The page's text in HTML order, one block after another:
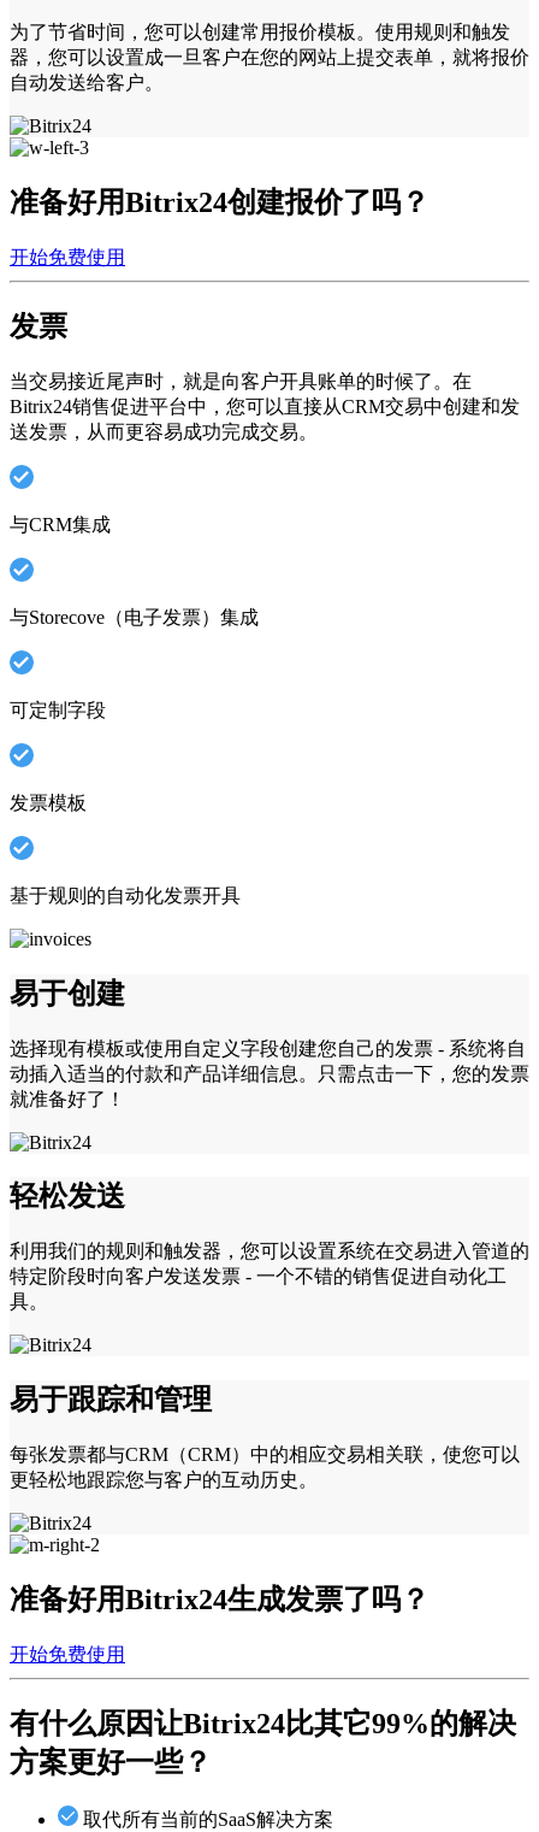
为了节省时间，您可以创建常用报价模板。使用规则和触发
器，您可以设置成一旦客户在您的网站上提交表单，就将报价
自动发送给客户。
准备好用Bitrix24创建报价了吗？
开始免费使用
发票
当交易接近尾声时，就是向客户开具账单的时候了。在
Bitrix24销售促进平台中，您可以直接从CRM交易中创建和发
送发票，从而更容易成功完成交易。
与CRM集成
与Storecove（电子发票）集成
可定制字段
发票模板
基于规则的自动化发票开具
易于创建
选择现有模板或使用自定义字段创建您自己的发票 - 系统将自
动插入适当的付款和产品详细信息。只需点击一下，您的发票
就准备好了！
轻松发送
利用我们的规则和触发器，您可以设置系统在交易进入管道的
特定阶段时向客户发送发票 - 一个不错的销售促进自动化工
具。
易于跟踪和管理
每张发票都与CRM（CRM）中的相应交易相关联，使您可以
更轻松地跟踪您与客户的互动历史。
准备好用Bitrix24生成发票了吗？
开始免费使用
有什么原因让Bitrix24比其它99%的解决
方案更好一些？
取代所有当前的SaaS解决方案